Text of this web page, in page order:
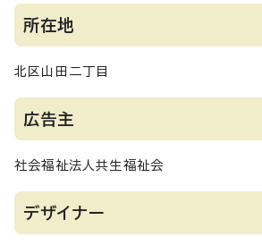
所在地
北区山田二丁目
広告主
社会福祉法人共生福祉会
デザイナー